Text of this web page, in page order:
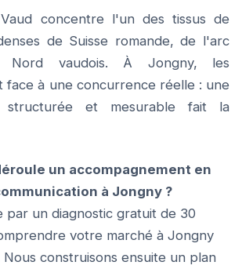
concentre l'un des tissus de
de Suisse romande, de l'arc
Nord vaudois. À Jongny, les
face à une concurrence réelle : une
structurée et mesurable fait la
un accompagnement en
à Jongny ?
par un diagnostic gratuit de 30
votre marché à Jongny
construisons ensuite un plan